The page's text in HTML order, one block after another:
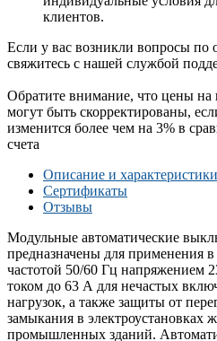
клиентов.
Если у вас возникли вопросы по
свяжитесь с нашей службой
Обратите внимание, что цены
могут быть скорректированы,
изменится более чем на 3% в
счета
Описание и характеристики
Сертификаты
Отзывы
Модульные автоматические
предназначены для применения в
частотой 50/60 Гц напряжением
током до 63 А для нечастых
нагрузок, а также защиты от
замыкания в
промышленных зданий.